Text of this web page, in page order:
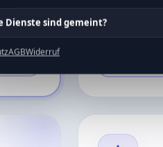
Dienste sind gemeint?
AGBWiderruf